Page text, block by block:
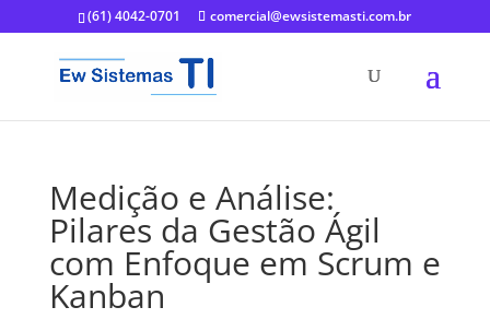
(61) 4042-0701 comercial@ewsistemasti.com.br
Medição e Análise:
Pilares da Gestão Ágil
com Enfoque em Scrum e
Kanban